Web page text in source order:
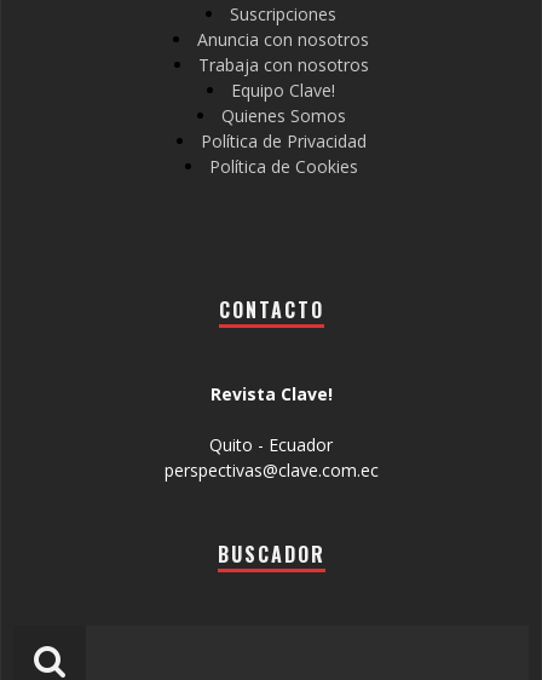
Suscripciones
Anuncia con nosotros
Trabaja con nosotros
Equipo Clave!
Quienes Somos
Política de Privacidad
Política de Cookies
CONTACTO
Revista Clave!
Quito - Ecuador
perspectivas@clave.com.ec
BUSCADOR